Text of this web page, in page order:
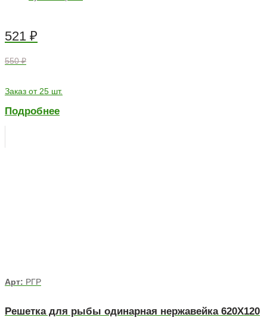
521 ₽
550 ₽
Заказ от 25 шт.
Подробнее
Арт: РГР
Решетка для рыбы одинарная нержавейка 620Х120